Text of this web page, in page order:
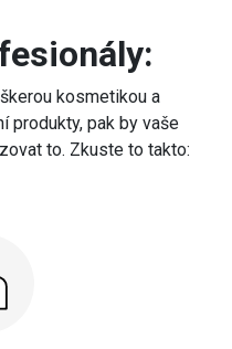
kosmetikou a
produkty, pak by vaše
to. Zkuste to takto: